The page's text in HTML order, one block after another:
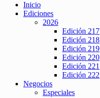
Inicio
Ediciones
2026
Edición 217
Edición 218
Edición 219
Edición 220
Edición 221
Edición 222
Negocios
Especiales